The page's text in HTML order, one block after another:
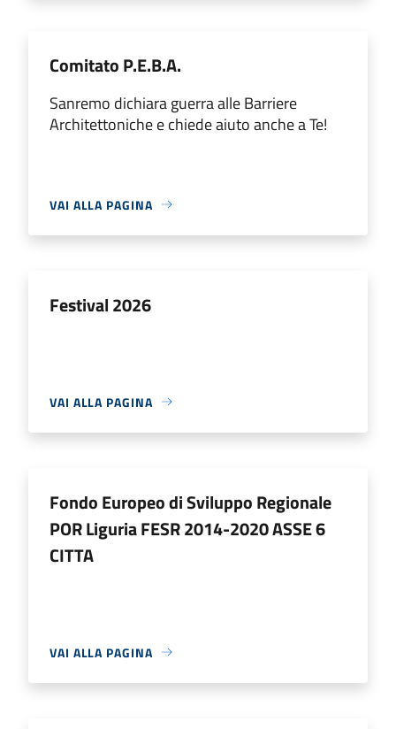
Comitato P.E.B.A.
Sanremo dichiara guerra alle Barriere
Architettoniche e chiede aiuto anche a Te!
VAI ALLA PAGINA
Festival 2026
VAI ALLA PAGINA
Fondo Europeo di Sviluppo Regionale
POR Liguria FESR 2014-2020 ASSE 6
CITTA
VAI ALLA PAGINA